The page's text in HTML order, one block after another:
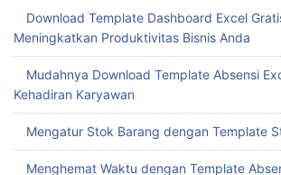
Download Template Dashboard Excel
Meningkatkan Produktivitas Bisnis Anda
Mudahnya Download Template Absensi
Kehadiran Karyawan
Mengatur Stok Barang dengan Template
Menghemat Waktu dengan Template